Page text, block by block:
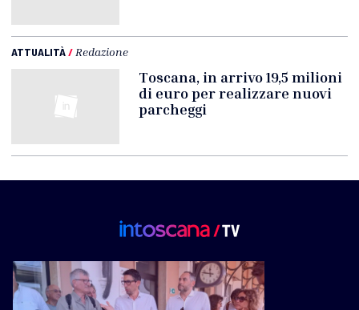
ATTUALITÀ/ Redazione
Toscana, in arrivo 19,5 milioni
di euro per realizzare nuovi
parcheggi